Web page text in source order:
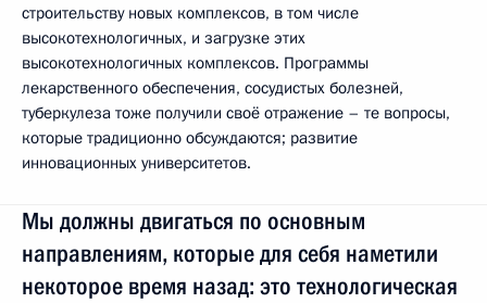
строительству новых комплексов, в том числе
высокотехнологичных, и загрузке этих
высокотехнологичных комплексов. Программы
лекарственного обеспечения, сосудистых болезней,
туберкулеза тоже получили своё отражение – те вопросы,
которые традиционно обсуждаются; развитие
инновационных университетов.
Мы должны двигаться по основным
направлениям, которые для себя наметили
некоторое время назад: это технологическая